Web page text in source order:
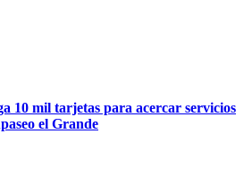
10 mil tarjetas para acercar servicios
el Grande